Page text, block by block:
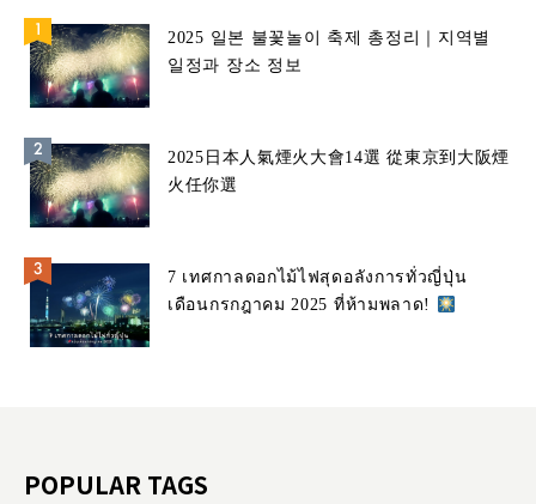
2025 일본 불꽃놀이 축제 총정리｜지역별
일정과 장소 정보
2025日本人氣煙火大會14選 從東京到大阪煙
火任你選
7 เทศกาลดอกไม้ไฟสุดอลังการทั่วญี่ปุ่น
เดือนกรกฎาคม 2025 ที่ห้ามพลาด!
POPULAR TAGS